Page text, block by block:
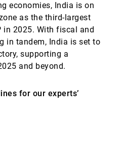
economies, India is on
as the third-largest
in 2025. With fiscal and
in tandem, India is set to
supporting a
and beyond.
for our experts’